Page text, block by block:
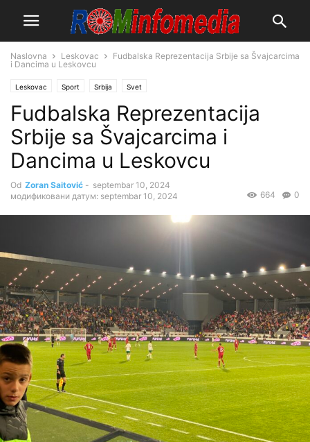
Naslovna Leskovac
Fudbalska Reprezentacija Srbije sa Švajcarcima
i Dancima u Leskovcu
Leskovac Sport Srbija Svet
Fudbalska Reprezentacija
Srbije sa Švajcarcima i
Dancima u Leskovcu
Od Zoran Saitović - septembar 10, 2024
модификовани датум: septembar 10, 2024
0
664